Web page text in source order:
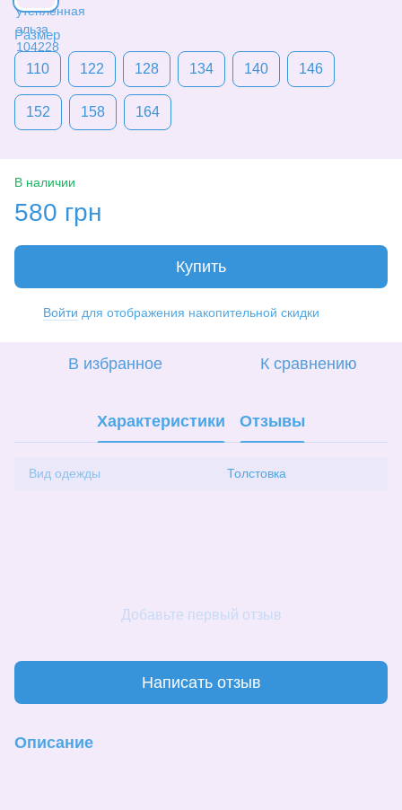
Размер
110 122 128 134 140 146
152 158 164
В наличии
580 грн
Купить
Войти для отображения накопительной скидки
В избранное К сравнению
Характеристики Отзывы
Вид одежды Толстовка
Добавьте первый отзыв
Написать отзыв
Описание